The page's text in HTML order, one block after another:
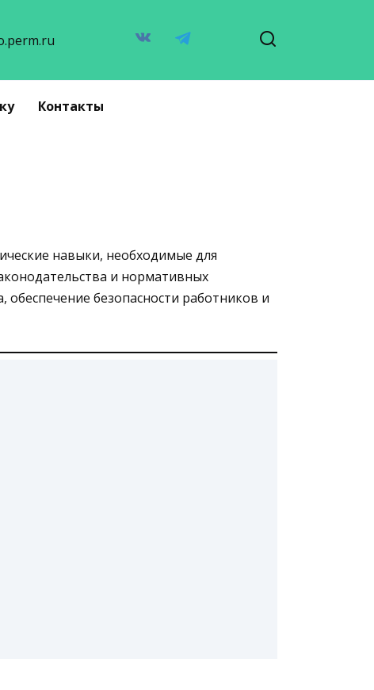
Контакты
навыки, необходимые для
и нормативных
безопасности работников и